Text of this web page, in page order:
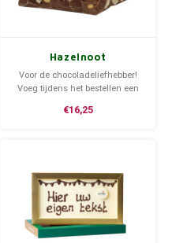
Hazelnoot
breekchocolade
Voor de chocoladeliefhebber!
Voeg tijdens het bestellen een
toe.
€16,25